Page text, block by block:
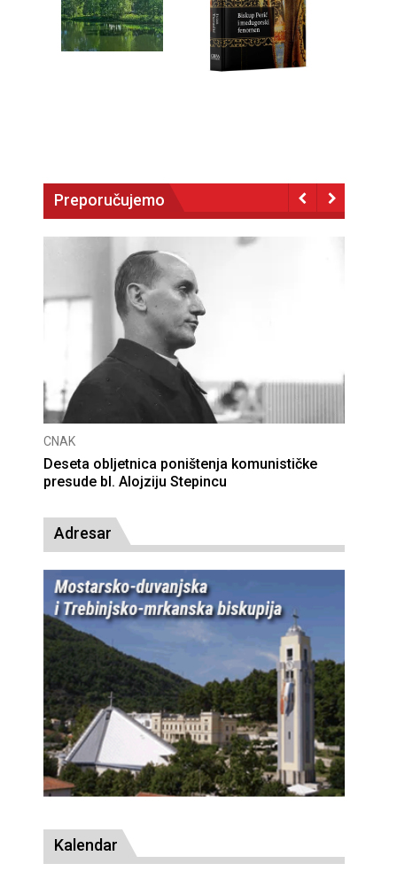
Preporučujemo
CNAK
Deseta obljetnica poništenja komunističke
presude bl. Alojziju Stepincu
Adresar
Kalendar